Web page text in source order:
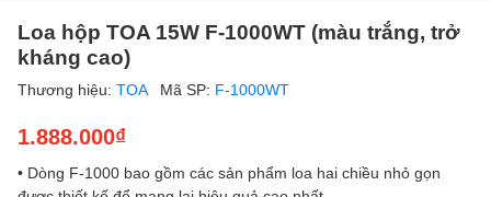
Loa hộp TOA 15W F-1000WT (màu trắng, trở
kháng cao)
Thương hiệu: TOA Mã SP: F-1000WT
1.888.000₫
• Dòng F-1000 bao gồm các sản phẩm loa hai chiều nhỏ gọn